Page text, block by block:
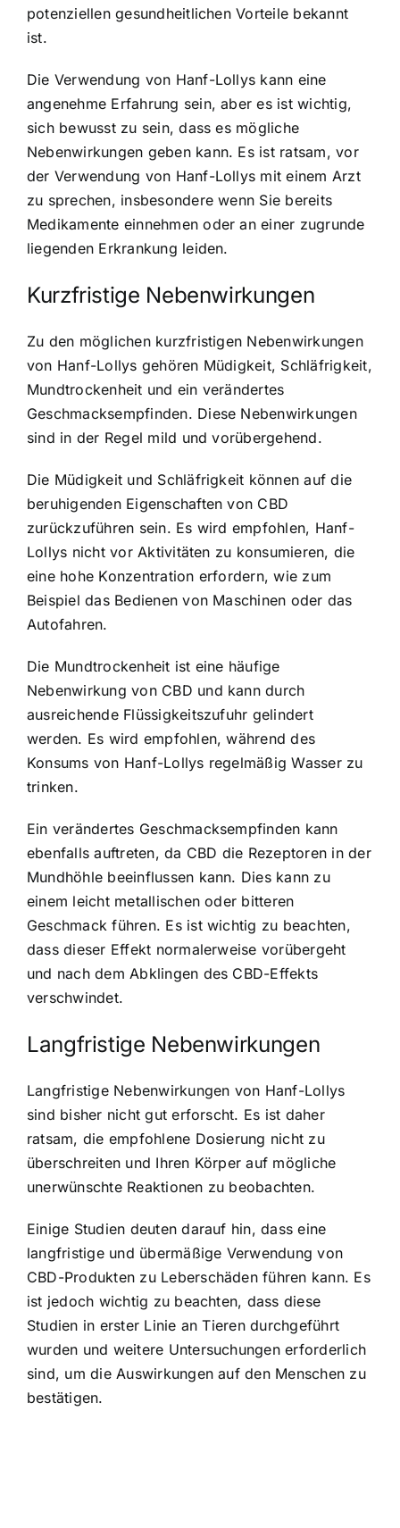
potenziellen gesundheitlichen Vorteile bekannt
ist.
Die Verwendung von Hanf-Lollys kann eine
angenehme Erfahrung sein, aber es ist wichtig,
sich bewusst zu sein, dass es mögliche
Nebenwirkungen geben kann. Es ist ratsam, vor
der Verwendung von Hanf-Lollys mit einem Arzt
zu sprechen, insbesondere wenn Sie bereits
Medikamente einnehmen oder an einer zugrunde
liegenden Erkrankung leiden.
Kurzfristige Nebenwirkungen
Zu den möglichen kurzfristigen Nebenwirkungen
von Hanf-Lollys gehören Müdigkeit, Schläfrigkeit,
Mundtrockenheit und ein verändertes
Geschmacksempfinden. Diese Nebenwirkungen
sind in der Regel mild und vorübergehend.
Die Müdigkeit und Schläfrigkeit können auf die
beruhigenden Eigenschaften von CBD
zurückzuführen sein. Es wird empfohlen, Hanf-
Lollys nicht vor Aktivitäten zu konsumieren, die
eine hohe Konzentration erfordern, wie zum
Beispiel das Bedienen von Maschinen oder das
Autofahren.
Die Mundtrockenheit ist eine häufige
Nebenwirkung von CBD und kann durch
ausreichende Flüssigkeitszufuhr gelindert
werden. Es wird empfohlen, während des
Konsums von Hanf-Lollys regelmäßig Wasser zu
trinken.
Ein verändertes Geschmacksempfinden kann
ebenfalls auftreten, da CBD die Rezeptoren in der
Mundhöhle beeinflussen kann. Dies kann zu
einem leicht metallischen oder bitteren
Geschmack führen. Es ist wichtig zu beachten,
dass dieser Effekt normalerweise vorübergeht
und nach dem Abklingen des CBD-Effekts
verschwindet.
Langfristige Nebenwirkungen
Langfristige Nebenwirkungen von Hanf-Lollys
sind bisher nicht gut erforscht. Es ist daher
ratsam, die empfohlene Dosierung nicht zu
überschreiten und Ihren Körper auf mögliche
unerwünschte Reaktionen zu beobachten.
Einige Studien deuten darauf hin, dass eine
langfristige und übermäßige Verwendung von
CBD-Produkten zu Leberschäden führen kann. Es
ist jedoch wichtig zu beachten, dass diese
Studien in erster Linie an Tieren durchgeführt
wurden und weitere Untersuchungen erforderlich
sind, um die Auswirkungen auf den Menschen zu
bestätigen.